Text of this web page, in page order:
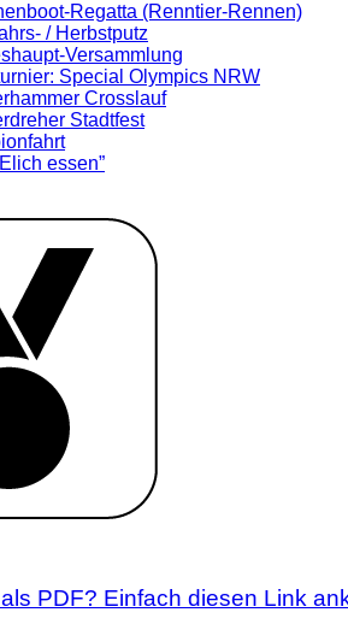
Regatta (Renntier-Rennen)
/ Herbstputz
Versammlung
Special Olympics NRW
Crosslauf
Stadtfest
essen”
PDF? Einfach diesen Link